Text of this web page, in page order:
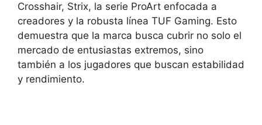
Crosshair, Strix, la serie ProArt enfocada a
creadores y la robusta línea TUF Gaming. Esto
demuestra que la marca busca cubrir no solo el
mercado de entusiastas extremos, sino
también a los jugadores que buscan estabilidad
y rendimiento.